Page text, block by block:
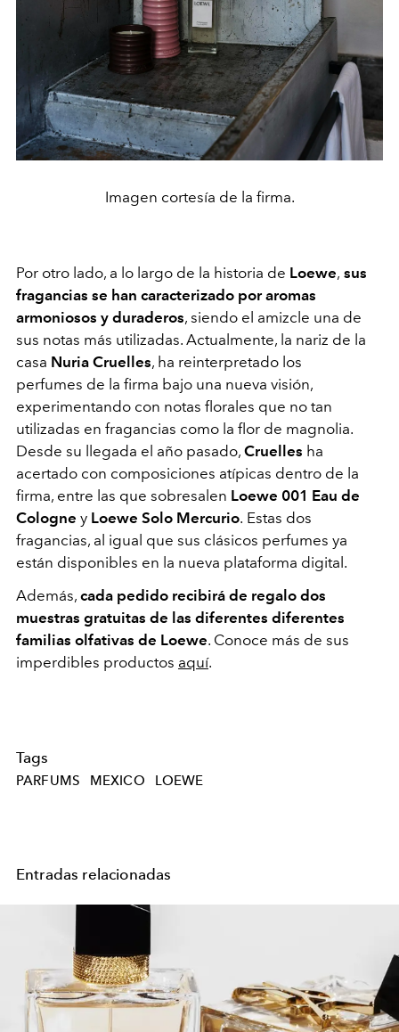
Imagen cortesía de la firma.
Por otro lado, a lo largo de la historia de Loewe, sus
fragancias se han caracterizado por aromas
armoniosos y duraderos, siendo el amizcle una de
sus notas más utilizadas. Actualmente, la nariz de la
casa Nuria Cruelles, ha reinterpretado los
perfumes de la firma bajo una nueva visión,
experimentando con notas florales que no tan
utilizadas en fragancias como la flor de magnolia.
Desde su llegada el año pasado, Cruelles ha
acertado con composiciones atípicas dentro de la
firma, entre las que sobresalen Loewe 001 Eau de
Cologne y Loewe Solo Mercurio. Estas dos
fragancias, al igual que sus clásicos perfumes ya
están disponibles en la nueva plataforma digital.
Además, cada pedido recibirá de regalo dos
muestras gratuitas de las diferentes diferentes
familias olfativas de Loewe. Conoce más de sus
imperdibles productos aquí.
Tags
PARFUMS MEXICO LOEWE
Entradas relacionadas